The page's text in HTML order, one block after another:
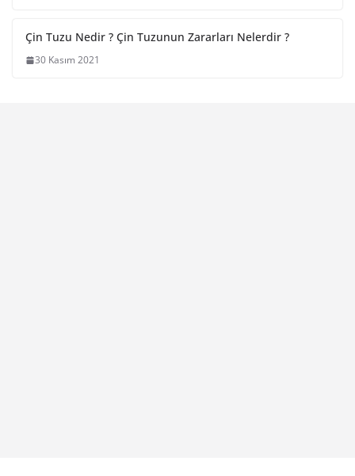
Çin Tuzu Nedir ? Çin Tuzunun Zararları Nelerdir ?
30 Kasım 2021